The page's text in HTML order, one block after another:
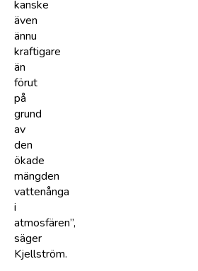
kanske
även
ännu
kraftigare
än
förut
på
grund
av
den
ökade
mängden
vattenånga
i
atmosfären”,
säger
Kjellström.